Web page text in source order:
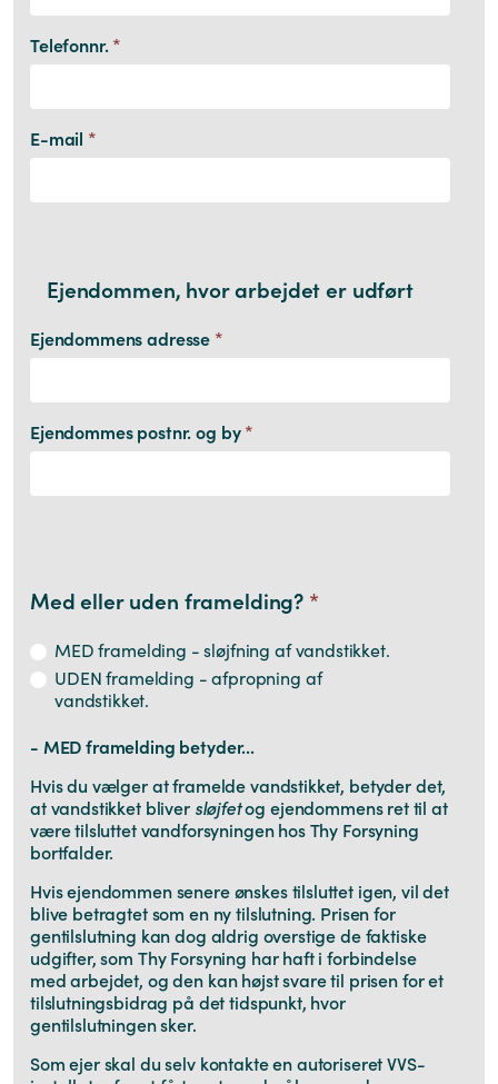
Telefonnr.*
E-mail *
Ejendommen, hvor arbejdet er udført
Ejendommens adresse *
Ejendommes postnr. og by*
Med eller uden framelding? *
MED framelding - sløjfning af vandstikket.
UDEN framelding - afpropning af
vandstikket.
- MED framelding betyder...
Hvis du vælger at framelde vandstikket, betyder det,
at vandstikket bliver sløjfetog ejendommens ret til at
være tilsluttet vandforsyningen hos Thy Forsyning
bortfalder.
Hvis ejendommen senere ønskes tilsluttet igen, vil det
blive betragtet som en ny tilslutning. Prisen for
gentilslutning kan dog aldrig overstige de faktiske
udgifter, som Thy Forsyning har haft i forbindelse
med arbejdet, og den kan højst svare til prisen for et
tilslutningsbidrag på det tidspunkt, hvor
gentilslutningen sker.
Som ejer skal du selv kontakte en autoriseret VVS-